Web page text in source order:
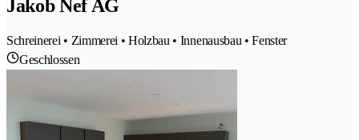
Jakob Nef AG
Schreinerei • Zimmerei • Holzbau • Innenausbau • Fenster
Geschlossen